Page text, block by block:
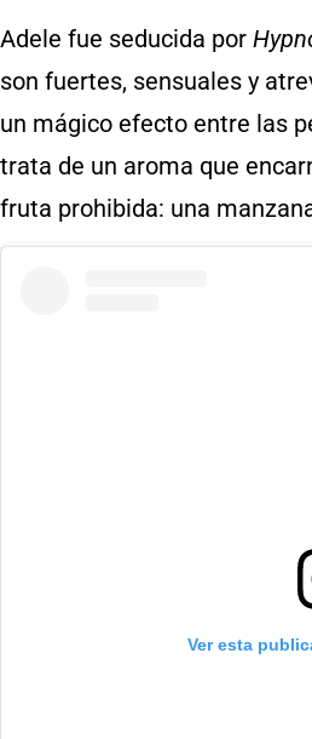
Adele fue seducida por
son fuertes, sensuales y
un mágico efecto entre las
trata de un aroma que
fruta prohibida: una
Ver esta